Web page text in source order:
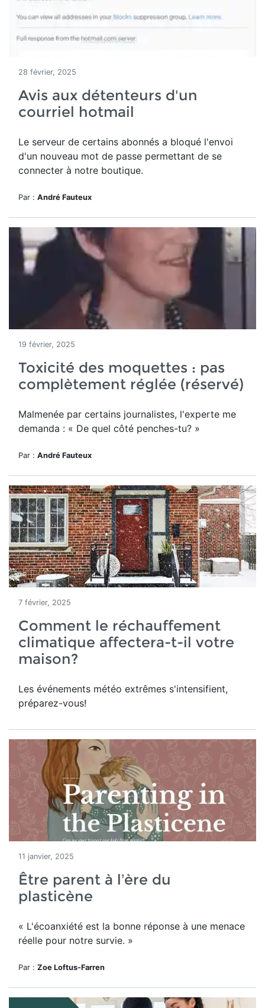
28 février, 2025
Avis aux détenteurs d'un
courriel hotmail
Le serveur de certains abonnés a bloqué l'envoi
d'un nouveau mot de passe permettant de se
connecter à notre boutique.
Par : André Fauteux
19 février, 2025
Toxicité des moquettes : pas
complètement réglée (réservé)
Malmenée par certains journalistes, l'experte me
demanda : « De quel côté penches-tu? »
Par : André Fauteux
7 février, 2025
Comment le réchauffement
climatique affectera-t-il votre
maison?
Les événements météo extrêmes s'intensifient,
préparez-vous!
11 janvier, 2025
Être parent à l’ère du
plasticène
« L'écoanxiété est la bonne réponse à une menace
réelle pour notre survie. »
Par : Zoe Loftus-Farren